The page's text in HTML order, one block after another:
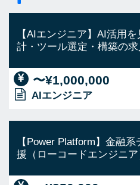
【AIエンジニア】AI活用
計・ツール選定・構築の
〜¥1,000,000
AIエンジニア
【Power Platform】金融
援（ローコードエンジニ